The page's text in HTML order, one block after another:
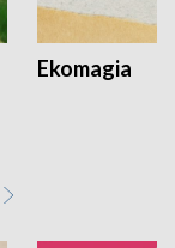
Ekomagia